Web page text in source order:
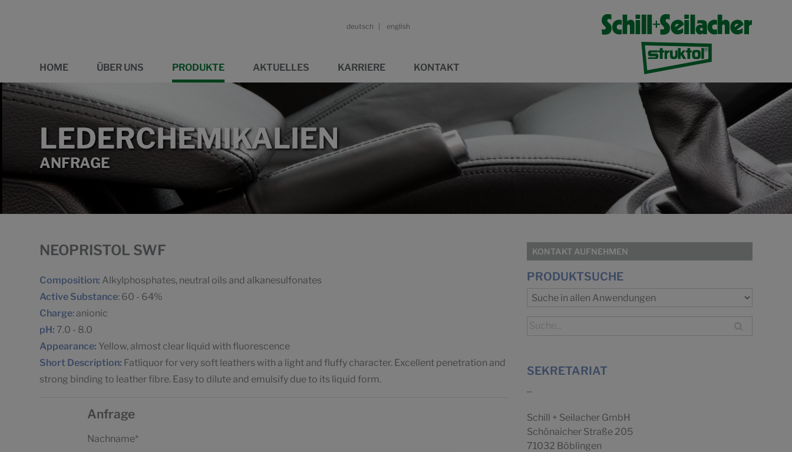
deutsch english
HOME ÜBER UNS PRODUKTE AKTUELLES KARRIERE KONTAKT
LEDERCHEMIKALIEN
ANFRAGE
NEOPRISTOL SWF
Composition: Alkylphosphates, neutral oils and alkanesulfonates
Active Substance: 60 - 64%
Charge: anionic
pH: 7.0 - 8.0
Appearance: Yellow, almost clear liquid with fluorescence
Short Description: Fatliquor for very soft leathers with a light and fluffy character. Excellent penetration and
strong binding to leather fibre. Easy to dilute and emulsify due to its liquid form.
Anfrage
Nachname*
KONTAKT AUFNEHMEN
PRODUKTSUCHE
SEKRETARIAT
...
Schill + Seilacher GmbH
Schönaicher Straße 205
71032 Böblingen